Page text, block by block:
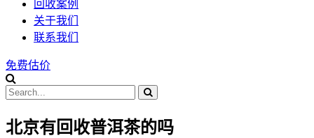
回收案例
关于我们
联系我们
免费估价
北京有回收普洱茶的吗